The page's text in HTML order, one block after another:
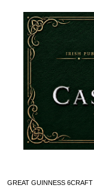
GREAT GUINNESS